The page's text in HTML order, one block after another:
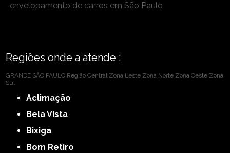
envelopamento de carros em São Paulo
Regiões onde a atende :
GRANDE SÃO PAULO Região Central Zona Leste Zona Norte Zona Oeste Zona
Sul
Aclimação
Bela Vista
Bixiga
Bom Retiro